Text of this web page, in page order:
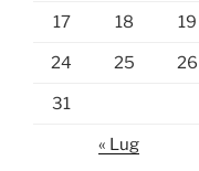
17 18 19
24 25 26
31
« Lug